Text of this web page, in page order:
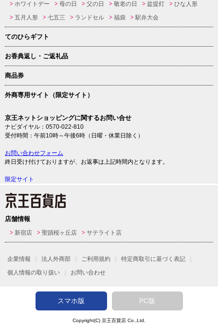
ホワイトデー
母の日 父の日 敬老の日 盆提灯
ひな人形
五月人形
七五三 ランドセル 福袋 駅弁大会
てのひらギフト
お香典返し・ご返礼品
商品券
外商専用サイト（限定サイト）
京王ネットショッピングに関するお問い合せ
ナビダイヤル：0570-022-810
受付時間：午前10時～午後6時（日曜・休業日除く）
お問い合わせフォーム
終日受け付けておりますが、お返事は上記時間内となります。
限定サイト
店舗情報
新宿店 聖蹟桜ヶ丘店 サテライト店
企業情報 法人外商部 ご利用規約
特定商取引に基づく表記
個人情報の取り扱い
お問い合わせ
スマホ版 PC版
Copyright(C) 京王百貨店 Co.,Ltd.